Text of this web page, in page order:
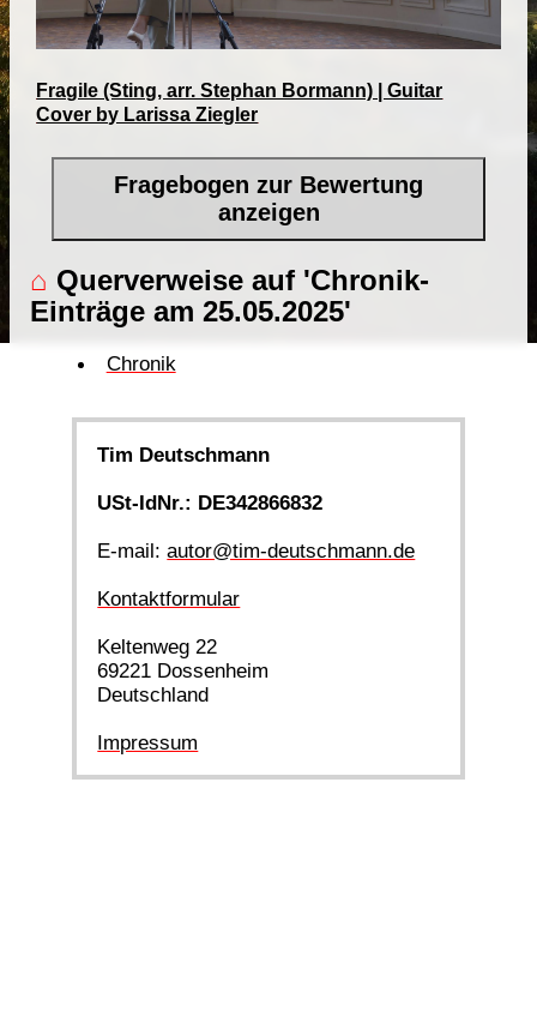
Fragile (Sting, arr. Stephan Bormann) | Guitar
Cover by Larissa Ziegler
Fragebogen zur Bewertung
anzeigen
⌂ Querverweise auf 'Chronik-
Einträge am 25.05.2025'
Chronik
Tim Deutschmann
USt-IdNr.: DE342866832
E-mail:autor@tim-deutschmann.de
Kontaktformular
Keltenweg 22
69221 Dossenheim
Deutschland
Impressum